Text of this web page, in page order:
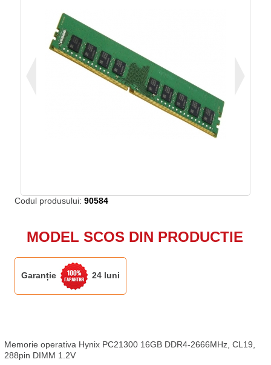
Codul produsului:90584
MODEL SCOS DIN PRODUCTIE
Garanție 24 luni
Memorie operativa Hynix PC21300 16GB DDR4-2666MHz, CL19,
288pin DIMM 1.2V